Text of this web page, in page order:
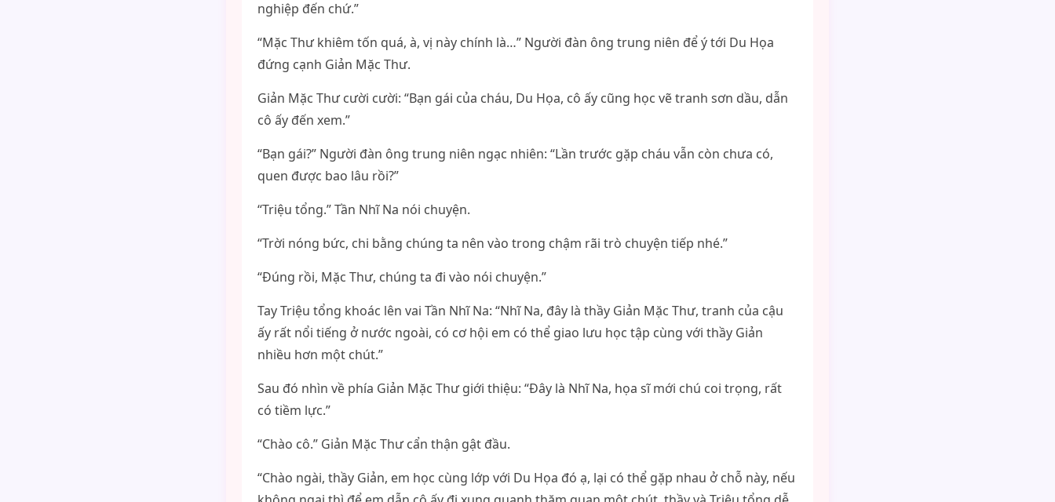
nghiệp đến chứ.”
“Mặc Thư khiêm tốn quá, à, vị này chính là…” Người đàn ông trung niên để ý tới Du Họa
đứng cạnh Giản Mặc Thư.
Giản Mặc Thư cười cười: “Bạn gái của cháu, Du Họa, cô ấy cũng học vẽ tranh sơn dầu, dẫn
cô ấy đến xem.”
“Bạn gái?” Người đàn ông trung niên ngạc nhiên: “Lần trước gặp cháu vẫn còn chưa có,
quen được bao lâu rồi?”
“Triệu tổng.” Tần Nhĩ Na nói chuyện.
“Trời nóng bức, chi bằng chúng ta nên vào trong chậm rãi trò chuyện tiếp nhé.”
“Đúng rồi, Mặc Thư, chúng ta đi vào nói chuyện.”
Tay Triệu tổng khoác lên vai Tần Nhĩ Na: “Nhĩ Na, đây là thầy Giản Mặc Thư, tranh của cậu
ấy rất nổi tiếng ở nước ngoài, có cơ hội em có thể giao lưu học tập cùng với thầy Giản
nhiều hơn một chút.”
Sau đó nhìn về phía Giản Mặc Thư giới thiệu: “Đây là Nhĩ Na, họa sĩ mới chú coi trọng, rất
có tiềm lực.”
“Chào cô.” Giản Mặc Thư cẩn thận gật đầu.
“Chào ngài, thầy Giản, em học cùng lớp với Du Họa đó ạ, lại có thể gặp nhau ở chỗ này, nếu